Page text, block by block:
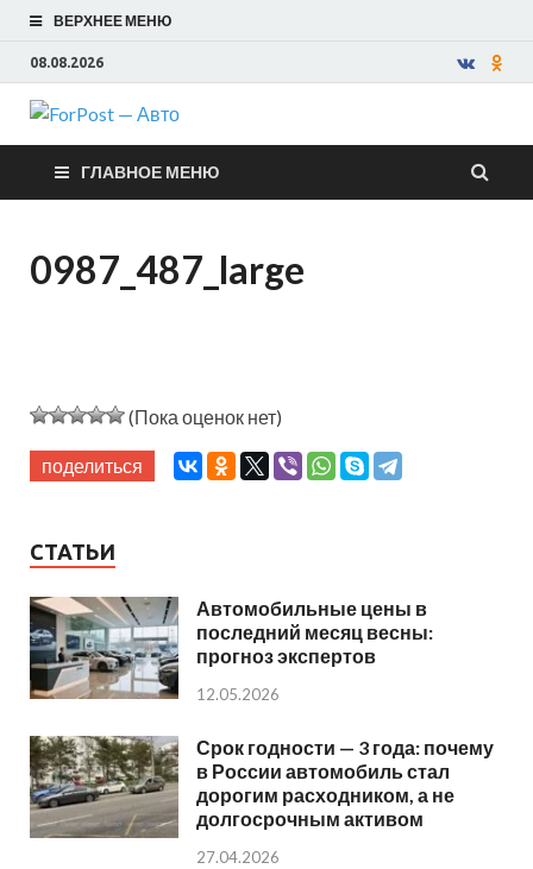
ВЕРХНЕЕ МЕНЮ
08.08.2026
ForPost —
Авто
ГЛАВНОЕ МЕНЮ
0987_487_large
(Пока оценок нет)
поделиться
СТАТЬИ
Автомобильные цены в
последний месяц весны:
прогноз экспертов
12.05.2026
Срок годности — 3 года: почему
в России автомобиль стал
дорогим расходником, а не
долгосрочным активом
27.04.2026